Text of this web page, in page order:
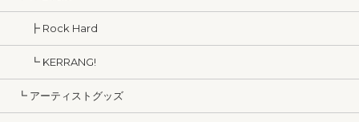
┣ Rock Hard
┗ KERRANG!
┗ アーティストグッズ